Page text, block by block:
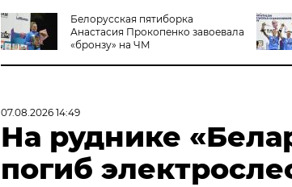
Белорусская пятиборка
Анастасия Прокопенко завоевала
«бронзу» на ЧМ
07.08.2026 14:49
На руднике
погиб